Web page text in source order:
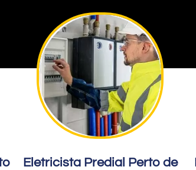
Eletricista Predial Perto de